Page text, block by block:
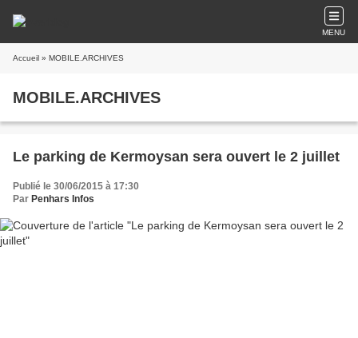
MENU
Accueil » MOBILE.ARCHIVES
MOBILE.ARCHIVES
Le parking de Kermoysan sera ouvert le 2 juillet
Publié le 30/06/2015 à 17:30
Par Penhars Infos